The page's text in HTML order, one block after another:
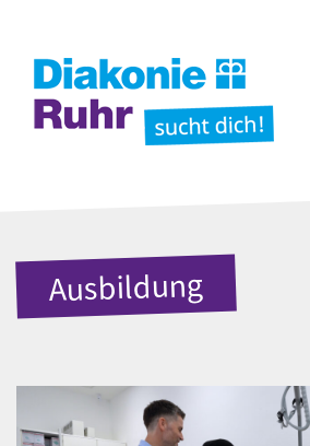
Ausbildung